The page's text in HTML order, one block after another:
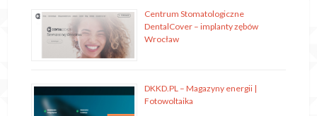
Centrum Stomatologiczne
DentalCover – implanty zębów
Wrocław
DKKD.PL – Magazyny energii |
Fotowoltaika